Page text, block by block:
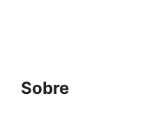
Sobre